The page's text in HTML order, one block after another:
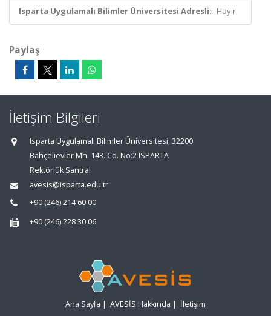
Isparta Uygulamalı Bilimler Üniversitesi Adresli: Hayır
Paylaş
İletişim Bilgileri
Isparta Uygulamalı Bilimler Üniversitesi, 32200
Bahçelievler Mh. 143. Cd. No:2 ISPARTA
Rektörlük Santral
avesis@isparta.edu.tr
+90 (246) 214 60 00
+90 (246) 228 30 06
Ana Sayfa | AVESİS Hakkında | İletişim